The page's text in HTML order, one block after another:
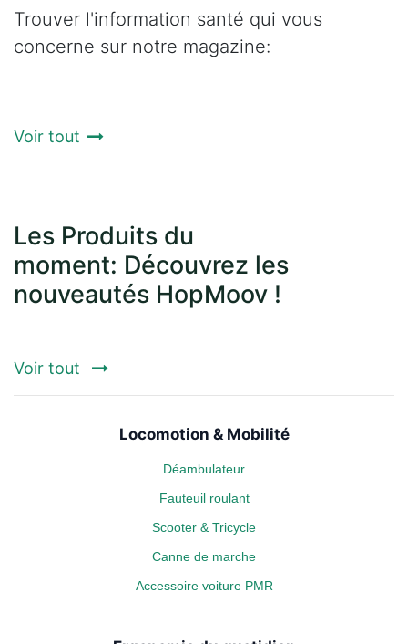
Trouver l'information santé qui vous
concerne sur notre magazine:
Voir tout
Les Produits du
moment: Découvrez les
nouveautés HopMoov !
Voir tout
Locomotion & Mobilité
Déambulateur
Fauteuil roulant
Scooter & Tricycle
Canne de marche
Accessoire voiture PMR